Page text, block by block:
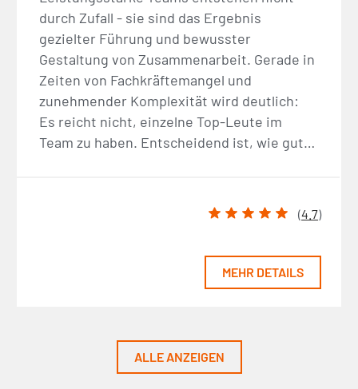
durch Zufall - sie sind das Ergebnis
gezielter Führung und bewusster
Gestaltung von Zusammenarbeit. Gerade in
Zeiten von Fachkräftemangel und
zunehmender Komplexität wird deutlich:
Es reicht nicht, einzelne Top-Leute im
Team zu haben. Entscheidend ist, wie gut…
(4.7)
MEHR DETAILS
ALLE ANZEIGEN